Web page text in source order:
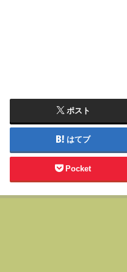
ポスト
はてブ
Pocket